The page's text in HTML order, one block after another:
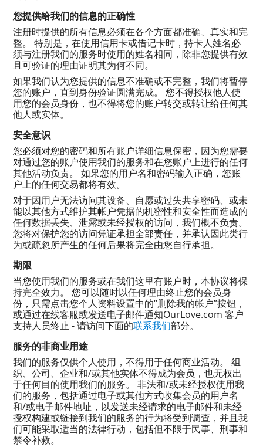
您提供给我们的信息的正确性
注册时提供的所有信息必须在各个方面都准确、真实和完
整。 特别是，在使用信用卡或借记卡时，持卡人姓名必
须与注册我们的服务时使用的姓名相同，除非您提供有效
且可验证的理由证明其为何不同。
如果我们认为您提供的信息不准确或不完整，我们将暂停
您的账户，直到身份验证圆满完成。 您不得授权他人使
用您的会员身份，也不得将您的账户转交或转让给任何其
他人或实体。
安全意识
您必须对您的密码和所有账户详细信息保密，因为您需要
对通过您的账户使用我们的服务和在您账户上进行的任何
其他活动负责。 如果您的用户名和密码输入正确，您账
户上的任何交易都将有效。
对于因用户无法访问其设备、自愿或过失共享密码、或未
能以其他方式维护其帐户凭据的机密性和安全性而造成的
任何数据丢失、泄露或未经授权的访问，我们概不负责。
您将对保护您的访问凭证承担全部责任，并承认因此类行
为或疏忽所产生的任何后果将完全由您自行承担。
期限
当您使用我们的服务或在我们这里有账户时，本协议将保
持完全效力。 您可以随时以任何理由终止您的会员身
份，只需点击您个人资料设置中的“删除我的帐户”按钮，
或通过在线客服或发送电子邮件通知OurLove.com 客户
支持人员终止 - 请访问下面的联系我们部分。
服务的非商业用途
我们的服务仅供个人使用，不得用于任何商业活动。 组
织、公司、企业和/或其他实体不得成为会员，也无权出
于任何目的使用我们的服务。 非法和/或未经授权使用我
们的服务，包括通过电子或其他方式收集会员的用户名
和/或电子邮件地址，以发送未经请求的电子邮件和未经
授权构建或链接到我们的服务的行为将受到调查，并且我
们可能采取适当的法律行动，包括但不限于民事、刑事和
禁令补救。